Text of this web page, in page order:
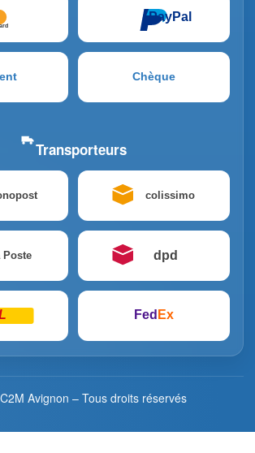
PayPal
Chèque
Transporteurs
colissimo
Poste dpd
Fed Ex
Avignon – Tous droits réservés